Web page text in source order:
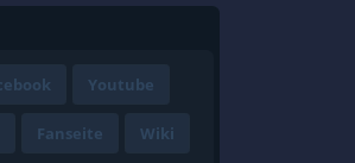
Youtube
Fanseite Wiki